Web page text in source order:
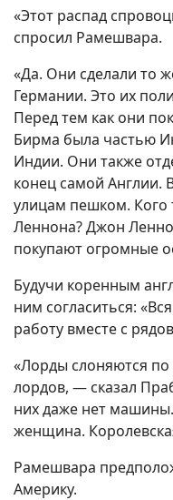
«Этот распад
спросил Рамешвара.
«Да. Они сделали то
Германии. Это их
Перед тем как они
Бирма была частью
Индии. Они также
конец самой Англии.
улицам пешком. Кого
Леннона? Джон
покупают огромные
Будучи коренным
ним согласиться:
работу вместе с
«Лорды слоняются
лордов, — сказал
них даже нет
женщина.
Рамешвара
Америку.